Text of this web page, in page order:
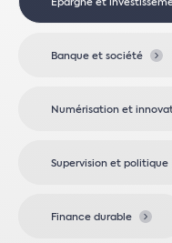
Épargne et
Banque et société
Numérisation et
Supervision et politique
Finance durable